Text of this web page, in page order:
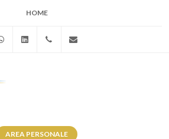
HOME
WhatsAppLinkedin+39 345 281 0246
AREA PERSONALE